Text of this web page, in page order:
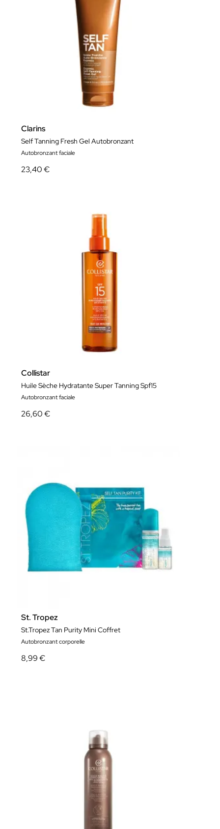
Clarins
Self Tanning Fresh Gel Autobronzant
Autobronzant faciale
23,40 €
Collistar
Huile Sèche Hydratante Super Tanning Spf15
Autobronzant faciale
26,60 €
St. Tropez
St.Tropez Tan Purity Mini Coffret
Autobronzant corporelle
8,99 €